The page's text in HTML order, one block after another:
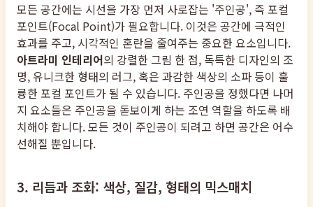
모든 공간에는 시선을 가장 먼저 사로잡는 '주인공', 즉 포컬
포인트(Focal Point)가 필요합니다. 이것은 공간에 극적인
효과를 주고, 시각적인 혼란을 줄여주는 중요한 요소입니다.
아트라미 인테리어의 강렬한 그림 한 점, 독특한 디자인의 조
명, 유니크한 형태의 러그, 혹은 과감한 색상의 소파 등이 훌
륭한 포컬 포인트가 될 수 있습니다. 주인공을 정했다면 나머
지 요소들은 주인공을 돋보이게 하는 조연 역할을 하도록 배
치해야 합니다. 모든 것이 주인공이 되려고 하면 공간은 어수
선해질 뿐입니다.
3. 리듬과 조화: 색상, 질감, 형태의 믹스매치